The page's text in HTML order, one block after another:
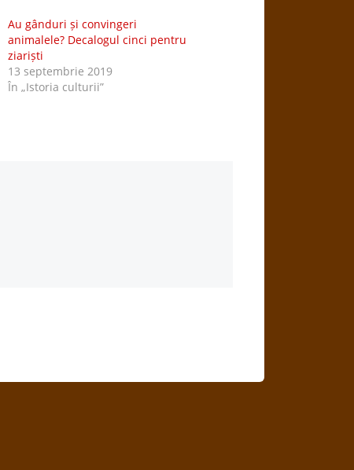
Au gânduri și convingeri
animalele? Decalogul cinci pentru
ziariști
13 septembrie 2019
În „Istoria culturii”